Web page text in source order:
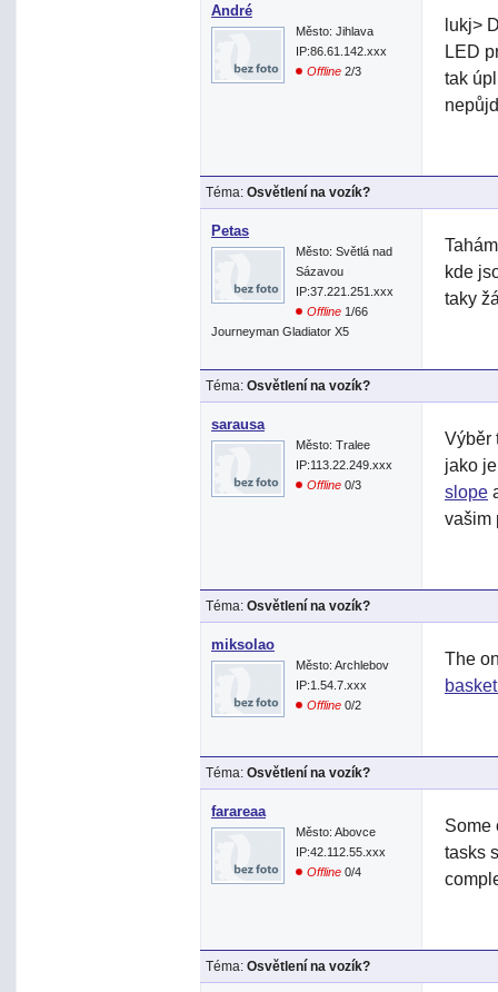
André
Město: Jihlava
IP:86.61.142.xxx
Offline 2/3
lukj>
LED
tak
Téma: Osvětlení na vozík?
Petas
Město: Světlá nad
Sázavou
IP:37.221.251.xxx
Offline 1/66
Journeyman Gladiator X5
kde
taky
Téma: Osvětlení na vozík?
sarausa
Město: Tralee
IP:113.22.249.xxx
Offline 0/3
Výběr
jako
slope
vašim
Téma: Osvětlení na vozík?
miksolao
Město: Archlebov
IP:1.54.7.xxx
Offline 0/2
The
Téma: Osvětlení na vozík?
farareaa
Město: Abovce
IP:42.112.55.xxx
Offline 0/4
Some
tasks
Téma: Osvětlení na vozík?